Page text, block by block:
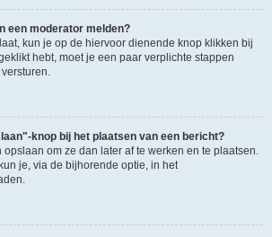
een moderator melden?
kun je op de hiervoor dienende knop klikken bij
hebt, moet je een paar verplichte stappen
knop bij het plaatsen van een bericht?
opslaan om ze dan later af te werken en te plaatsen.
je, via de bijhorende optie, in het